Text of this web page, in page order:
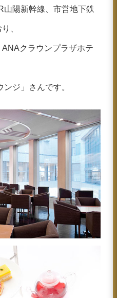
山陽新幹線、市営地下鉄
、
クラウンプラザホテ
ジ」さんです。